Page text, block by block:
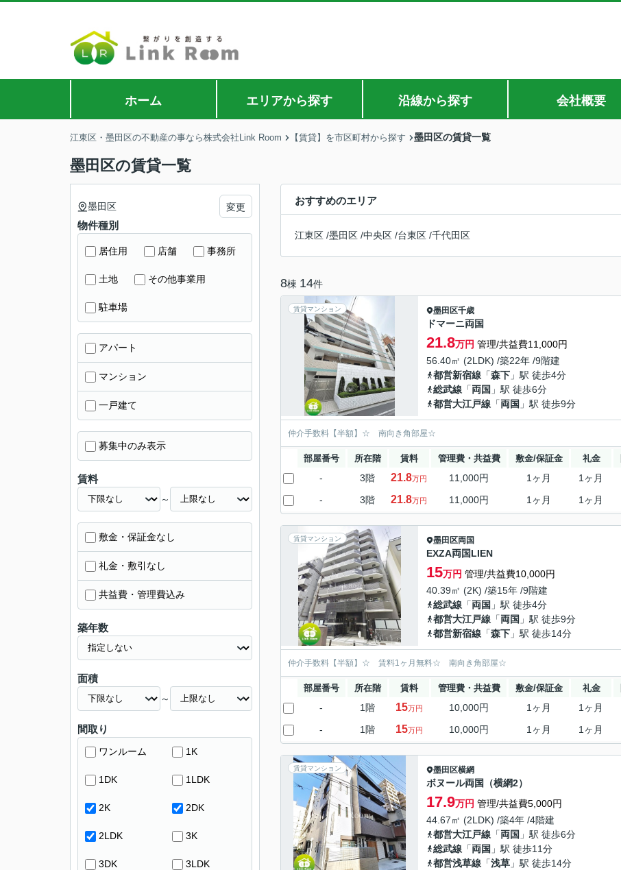
ホーム エリアから探す 沿線から探す 会社概要
江東区・墨田区の不動産の事なら株式会社Link Room 【賃貸】を市区町村から探す 墨田区の賃貸一覧
墨田区の賃貸一覧
おすすめのエリア
江東区 /墨田区 /中央区 /台東区 /千代田区
8棟 14件
賃貸マンション 墨田区千歳
ドマーニ両国
21.8万円 管理/共益費11,000円
56.40㎡ (2LDK) /築22年 /9階建
都営新宿線 「森下 」駅 徒歩4分
総武線 「両国 」駅 徒歩6分
都営大江戸線 「両国 」駅 徒歩9分
仲介手数料【半額】☆ 南向き角部屋☆
部屋番号 所在階 賃料 管理費・共益費 敷金/保証金 礼金
- 3階 21.8万円 11,000円 1ヶ月 1ヶ月
- 3階 21.8万円 11,000円 1ヶ月 1ヶ月
賃貸マンション 墨田区両国
EXZA両国LIEN
15万円 管理/共益費10,000円
40.39㎡ (2K) /築15年 /9階建
総武線 「両国 」駅 徒歩4分
都営大江戸線 「両国 」駅 徒歩9分
都営新宿線 「森下 」駅 徒歩14分
仲介手数料【半額】☆ 賃料1ヶ月無料☆ 南向き角部屋☆
部屋番号 所在階 賃料 管理費・共益費 敷金/保証金 礼金
- 1階 15万円 10,000円 1ヶ月 1ヶ月
- 1階 15万円 10,000円 1ヶ月 1ヶ月
賃貸マンション 墨田区横網
ボヌール両国（横網2）
17.9万円 管理/共益費5,000円
44.67㎡ (2LDK) /築4年 /4階建
都営大江戸線 「両国 」駅 徒歩6分
総武線 「両国 」駅 徒歩11分
都営浅草線 「浅草 」駅 徒歩14分
墨田区 変更
物件種別
居住用 店舗 事務所
土地 その他事業用
駐車場
アパート
マンション
一戸建て
募集中のみ表示
賃料
～
敷金・保証金なし
礼金・敷引なし
共益費・管理費込み
築年数
面積
～
間取り
ワンルーム 1K
1DK 1LDK
2K 2DK
2LDK 3K
3DK 3LDK